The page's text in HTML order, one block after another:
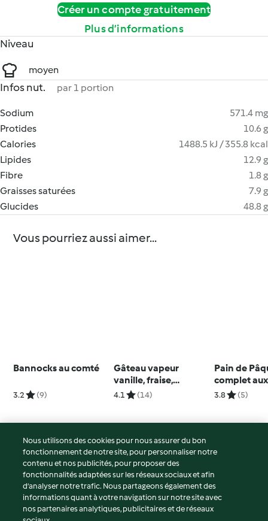
Créer un compte gratuitement
Plus d’informations
Niveau
moyen
Infos nut. par 1 portion
Sodium
571.4 mg
Protides
10.6 g
Calories
1488.5 kJ / 355.8 kcal
Lipides
12.9 g
Fibre
1.8 g
Graisses saturées
7.9 g
Glucides
48.8 g
Vous pourriez aussi aimer...
Bannocks au comté
3.2 (9)
Gâteau vapeur
vanille, fraise,
rhubarbe
4.1 (14)
Pain de
complet
truite fumée
3.8 (5)
© Copyright 2026
Conditions d'utilisation
Politique de confidentialité
Non-responsabilité
Nous utilisons des cookies pour nous assurer du bon
fonctionnement de notre site, pour personnaliser notre
contenu et nos publicités, pour proposer des
fonctionnalités adaptées sur les réseaux sociaux et afin
d’analyser notre trafic. Nous partageons également des
informations quant à votre navigation sur notre site avec
nos partenaires analytiques, publicitaires et de réseaux